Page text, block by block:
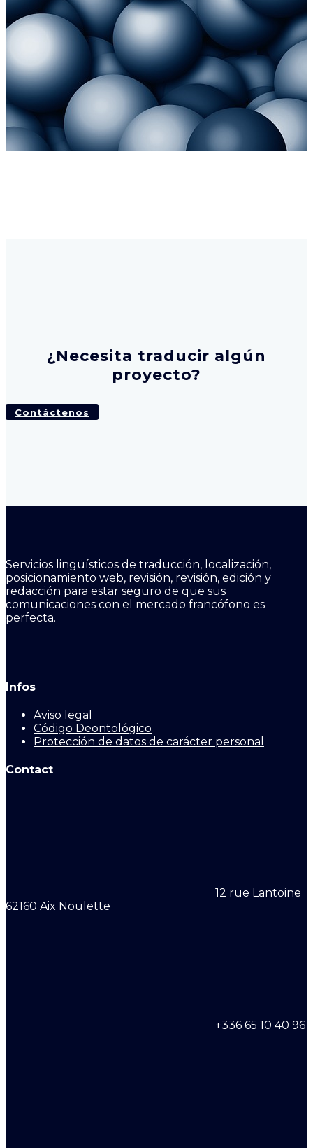
¿Necesita traducir algún
proyecto?
Contáctenos
Servicios lingüísticos de traducción, localización,
posicionamiento web, revisión, revisión, edición y
redacción para estar seguro de que sus
comunicaciones con el mercado francófono es
perfecta.
Infos
Aviso legal
Código Deontológico
Protección de datos de carácter personal
Contact
12 rue Lantoine
62160 Aix Noulette
+336 65 10 40 96